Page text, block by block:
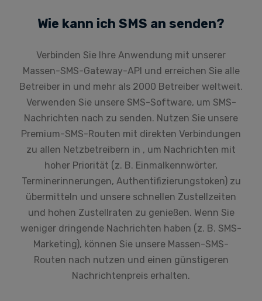
Wie kann ich SMS an senden?
Verbinden Sie Ihre Anwendung mit unserer
Massen-SMS-Gateway-API und erreichen Sie alle
Betreiber in und mehr als 2000 Betreiber weltweit.
Verwenden Sie unsere SMS-Software, um SMS-
Nachrichten nach zu senden. Nutzen Sie unsere
Premium-SMS-Routen mit direkten Verbindungen
zu allen Netzbetreibern in , um Nachrichten mit
hoher Priorität (z. B. Einmalkennwörter,
Terminerinnerungen, Authentifizierungstoken) zu
übermitteln und unsere schnellen Zustellzeiten
und hohen Zustellraten zu genießen. Wenn Sie
weniger dringende Nachrichten haben (z. B. SMS-
Marketing), können Sie unsere Massen-SMS-
Routen nach nutzen und einen günstigeren
Nachrichtenpreis erhalten.